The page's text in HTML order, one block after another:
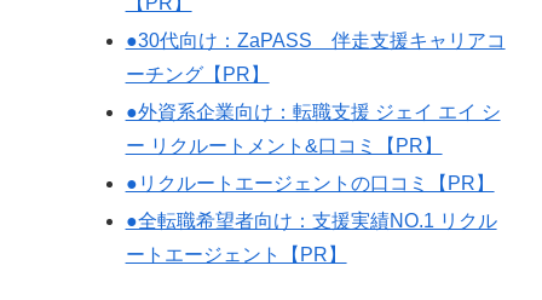
●30代向け：ZaPASS 伴走支援キャリアコ
ーチング【PR】
●外資系企業向け：転職支援 ジェイ エイ シ
ー リクルートメント&口コミ【PR】
●リクルートエージェントの口コミ【PR】
●全転職希望者向け：支援実績NO.1 リクル
ートエージェント【PR】